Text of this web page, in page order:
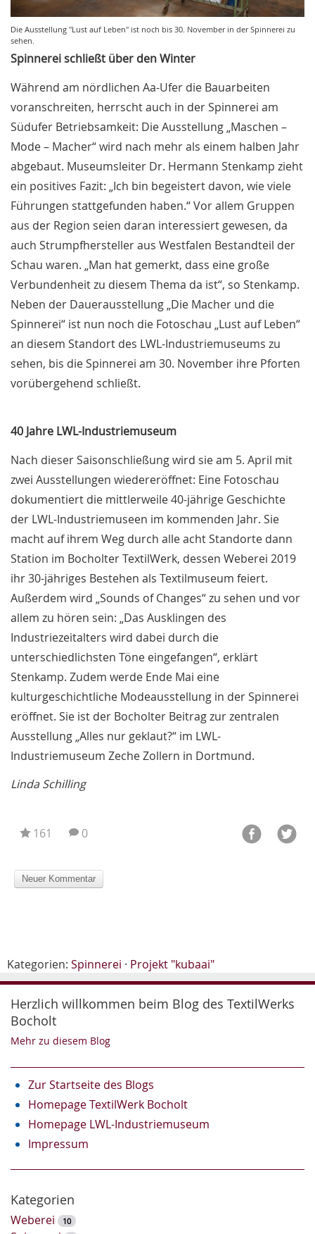
Die Ausstellung "Lust auf Leben" ist noch bis 30. November in der Spinnerei zu
sehen.
Spinnerei schließt über den Winter
Während am nördlichen Aa-Ufer die Bauarbeiten
voranschreiten, herrscht auch in der Spinnerei am
Südufer Betriebsamkeit: Die Ausstellung „Maschen –
Mode – Macher“ wird nach mehr als einem halben Jahr
abgebaut. Museumsleiter Dr. Hermann Stenkamp zieht
ein positives Fazit: „Ich bin begeistert davon, wie viele
Führungen stattgefunden haben.“ Vor allem Gruppen
aus der Region seien daran interessiert gewesen, da
auch Strumpfhersteller aus Westfalen Bestandteil der
Schau waren. „Man hat gemerkt, dass eine große
Verbundenheit zu diesem Thema da ist“, so Stenkamp.
Neben der Dauerausstellung „Die Macher und die
Spinnerei“ ist nun noch die Fotoschau „Lust auf Leben“
an diesem Standort des LWL-Industriemuseums zu
sehen, bis die Spinnerei am 30. November ihre Pforten
vorübergehend schließt.
40 Jahre LWL-Industriemuseum
Nach dieser Saisonschließung wird sie am 5. April mit
zwei Ausstellungen wiedereröffnet: Eine Fotoschau
dokumentiert die mittlerweile 40-jährige Geschichte
der LWL-Industriemuseen im kommenden Jahr. Sie
macht auf ihrem Weg durch alle acht Standorte dann
Station im Bocholter TextilWerk, dessen Weberei 2019
ihr 30-jähriges Bestehen als Textilmuseum feiert.
Außerdem wird „Sounds of Changes“ zu sehen und vor
allem zu hören sein: „Das Ausklingen des
Industriezeitalters wird dabei durch die
unterschiedlichsten Töne eingefangen“, erklärt
Stenkamp. Zudem werde Ende Mai eine
kulturgeschichtliche Modeausstellung in der Spinnerei
eröffnet. Sie ist der Bocholter Beitrag zur zentralen
Ausstellung „Alles nur geklaut?“ im LWL-
Industriemuseum Zeche Zollern in Dortmund.
Linda Schilling
161 0
Kategorien: Spinnerei · Projekt "kubaai"
Herzlich willkommen beim Blog des TextilWerks
Bocholt
Mehr zu diesem Blog
Zur Startseite des Blogs
Homepage TextilWerk Bocholt
Homepage LWL-Industriemuseum
Impressum
Kategorien
Weberei 10